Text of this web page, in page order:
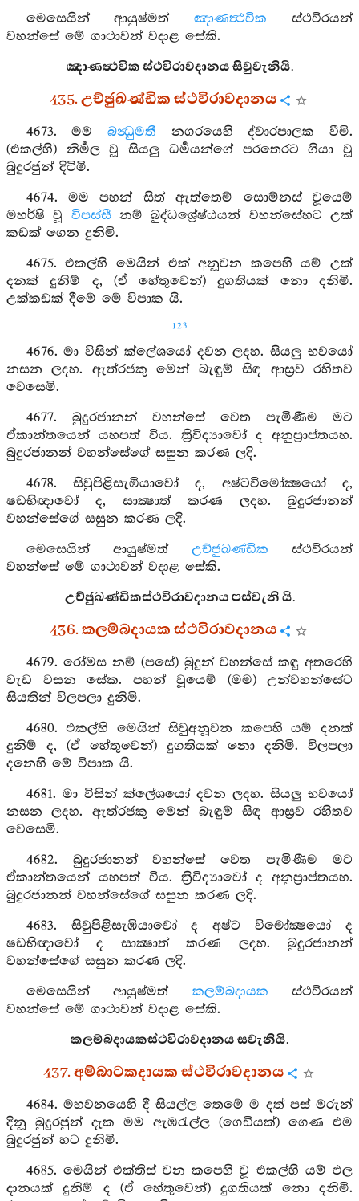
මෙසෙයින් ආයුෂ්මත්ඤාණත්‍ථවික ස්ථවිරයන්
වහන්සේ මේ ගාථාවන් වදාළ සේකි.
ඤාණත්‍ථවික ස්ථවිරාවදානය සිවුවැනියි.
435. උච්ඡුඛණ්ඩික ස්ථවිරාවදානය
4673. මම බන්‍ධුමතී නගරයෙහි ද්වාරපාලක වීමි.
(එකල්හි) නිර්‍මල වූ සියලු ධර්‍මයන්ගේ පරතෙරට ගියා වූ
බුදුරජුන් දිටිමි.
4674. මම පහන් සිත් ඇත්තෙම් සොම්නස් වූයෙම්
මහර්ෂි වූ විපස්සීනම් බුද්ධශ්‍රේෂ්ඨයන් වහන්සේහට උක්
කඩක් ගෙන දුනිමි.
4675. එකල්හි මෙයින් එක් අනූවන කපෙහි යම් උක්
දනක් දුනිම් ද, (ඒ හේතුවෙන්) දුගතියක් නො දනිමි.
උක්කඩක් දීමේ මේ විපාක යි.
123
4676. මා විසින් ක්ලේශයෝ දවන ලදහ. සියලු භවයෝ
නසන ලදහ. ඇත්රජකු මෙන් බැඳුම් සිඳ ආස්‍රව රහිතව
වෙසෙමි.
4677. බුදුරජානන් වහන්සේ වෙත පැමිණීම මට
ඒකාන්තයෙන් යහපත් විය. ත්‍රිවිද්‍යාවෝ ද අනුප්‍රාප්තයහ.
බුදුරජානන් වහන්සේගේ සසුන කරණ ලදි.
4678. සිවුපිළිසැඹියාවෝ ද, අෂ්ටවිමෝක්‍ෂයෝ ද,
ෂඩභිඥාවෝ ද, සාක්‍ෂාත් කරණ ලදහ. බුදුරජානන්
වහන්සේගේ සසුන කරණ ලදි.
මෙසෙයින් ආයුෂ්මත් උච්ජුඛණ්ඩික ස්ථවිරයන්
වහන්සේ මේ ගාථාවන් වදාළ සේකි.
උච්ඡුඛණ්ඩිකස්ථවිරාවදානය පස්වැනි යි.
436. කලම්බදායක ස්ථවිරාවදානය
4679. රෝමස නම් (පසේ) බුදුන් වහන්සේ කඳු අතරෙහි
වැඩ වසන සේක. පහන් වූයෙම් (මම) උන්වහන්සේට
සියතින් විලපලා දුනිමි.
4680. එකල්හි මෙයින් සිවුඅනූවන කපෙහි යම් දනක්
දුනිම් ද, (ඒ හේතුවෙන්) දුගතියක් නො දනිමි. විලපලා
දනෙහි මේ විපාක යි.
4681. මා විසින් ක්ලේශයෝ දවන ලදහ. සියලු භවයෝ
නසන ලදහ. ඇත්රජකු මෙන් බැඳුම් සිඳ ආස්‍රව රහිතව
වෙසෙමි.
4682. බුදුරජානන් වහන්සේ වෙත පැමිණීම මට
ඒකාන්තයෙන් යහපත් විය. ත්‍රිවිද්‍යාවෝ ද අනුප්‍රාප්තයහ.
බුදුරජානන් වහන්සේගේ සසුන කරණ ලදි.
4683. සිවුපිළිසැඹියාවෝ ද අෂ්ට විමෝක්‍ෂයෝ ද
ෂඩභිඥාවෝ ද සාක්‍ෂාත් කරණ ලදහ. බුදුරජානන්
වහන්සේගේ සසුන කරණ ලදි.
මෙසෙයින් ආයුෂ්මත් කලම්බදායක ස්ථවිරයන්
වහන්සේ මේ ගාථාවන් වදාළ සේකි.
කලම්බදායකස්ථවිරාවදානය සවැනියි.
437. අම්බාටකදායක ස්ථවිරාවදානය
4684. මහවනයෙහි දී සියල්ල තෙමේ ම දත් පස් මරුන්
දිනූ බුදුරජුන් දැක මම ඇඹරැල්ල (ගෙඩියක්) ගෙණ එම
බුදුරජුන් හට දුනිමි.
4685. මෙයින් එක්තිස් වන කපෙහි වූ එකල්හි යම් ඵල
දානයක් දුනිම් ද (ඒ හේතුවෙන්) දුගතියක් නො දනිමි.